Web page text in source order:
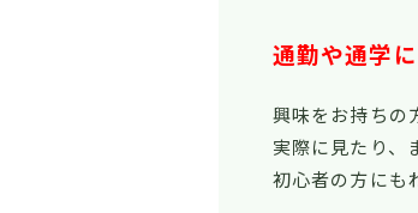
通勤や通学
興味をお持ちの
実際に見たり、
初心者の方にも